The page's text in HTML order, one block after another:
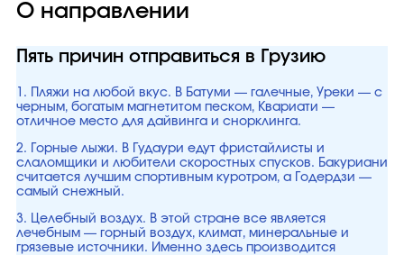
О направлении
Пять причин отправиться в Грузию
1. Пляжи на любой вкус. В Батуми — галечные, Уреки — с
черным, богатым магнетитом песком, Квариати —
отличное место для дайвинга и снорклинга.
2. Горные лыжи. В Гудаури едут фристайлисты и
слаломщики и любители скоростных спусков. Бакуриани
считается лучшим спортивным куротром, а Годердзи —
самый снежный.
3. Целебный воздух. В этой стране все является
лечебным — горный воздух, климат, минеральные и
грязевые источники. Именно здесь производится